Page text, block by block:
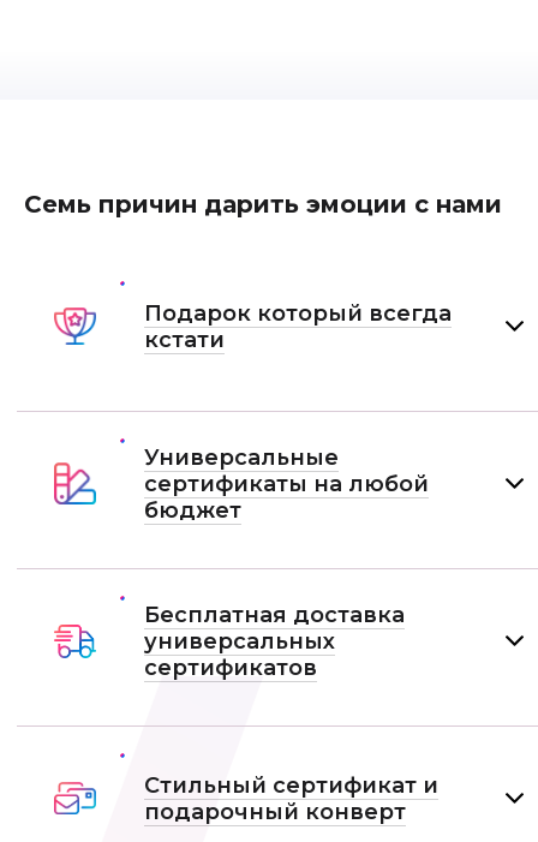
Семь причин дарить эмоции с нами
Подарок который всегда
кстати
Универсальные
сертификаты на любой
бюджет
Бесплатная доставка
универсальных
сертификатов
Стильный сертификат и
подарочный конверт